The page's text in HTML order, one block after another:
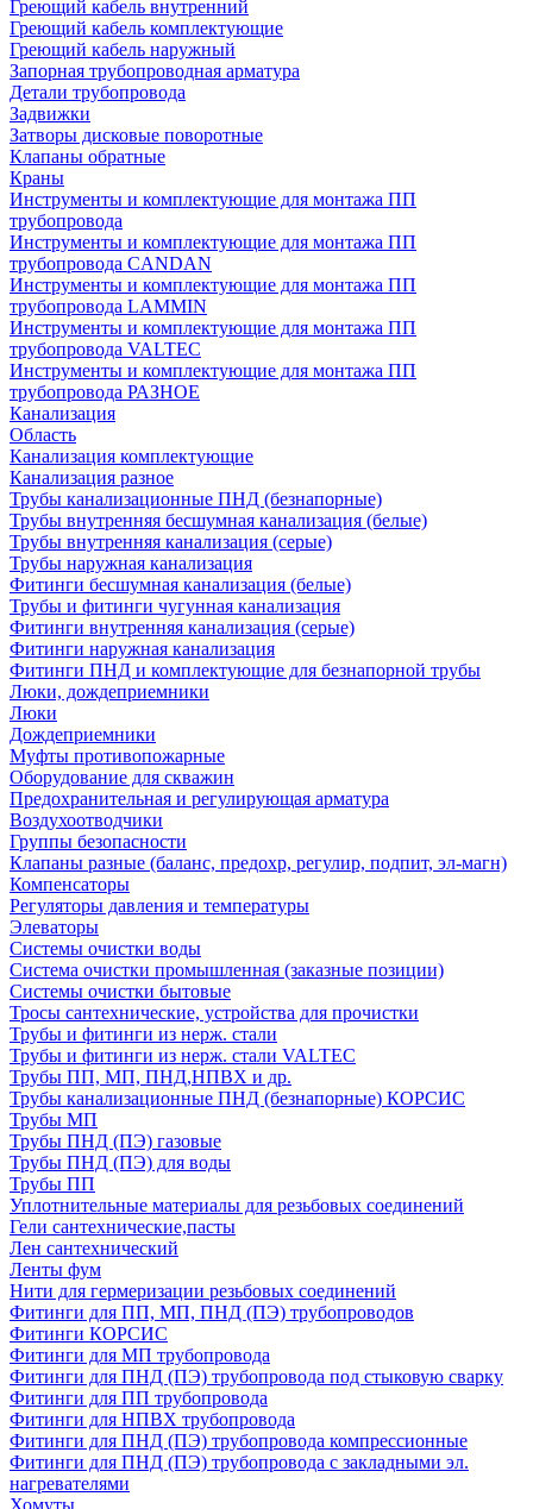
Греющий кабель внутренний
Греющий кабель комплектующие
Греющий кабель наружный
Запорная трубопроводная арматура
Детали трубопровода
Задвижки
Затворы дисковые поворотные
Клапаны обратные
Краны
Инструменты и комплектующие для монтажа ПП
трубопровода
Инструменты и комплектующие для монтажа ПП
трубопровода CANDAN
Инструменты и комплектующие для монтажа ПП
трубопровода LAMMIN
Инструменты и комплектующие для монтажа ПП
трубопровода VALTEC
Инструменты и комплектующие для монтажа ПП
трубопровода РАЗНОЕ
Канализация
Область
Канализация комплектующие
Канализация разное
Трубы канализационные ПНД (безнапорные)
Трубы внутренняя бесшумная канализация (белые)
Трубы внутренняя канализация (серые)
Трубы наружная канализация
Фитинги бесшумная канализация (белые)
Трубы и фитинги чугунная канализация
Фитинги внутренняя канализация (серые)
Фитинги наружная канализация
Фитинги ПНД и комплектующие для безнапорной трубы
Люки, дождеприемники
Люки
Дождеприемники
Муфты противопожарные
Оборудование для скважин
Предохранительная и регулирующая арматура
Воздухоотводчики
Группы безопасности
Клапаны разные (баланс, предохр, регулир, подпит, эл-магн)
Компенсаторы
Регуляторы давления и температуры
Элеваторы
Системы очистки воды
Система очистки промышленная (заказные позиции)
Системы очистки бытовые
Тросы сантехнические, устройства для прочистки
Трубы и фитинги из нерж. стали
Трубы и фитинги из нерж. стали VALTEC
Трубы ПП, МП, ПНД,НПВХ и др.
Трубы канализационные ПНД (безнапорные) КОРСИС
Трубы МП
Трубы ПНД (ПЭ) газовые
Трубы ПНД (ПЭ) для воды
Трубы ПП
Уплотнительные материалы для резьбовых соединений
Гели сантехнические,пасты
Лен сантехнический
Ленты фум
Нити для гермеризации резьбовых соединений
Фитинги для ПП, МП, ПНД (ПЭ) трубопроводов
Фитинги КОРСИС
Фитинги для МП трубопровода
Фитинги для ПНД (ПЭ) трубопровода под стыковую сварку
Фитинги для ПП трубопровода
Фитинги для НПВХ трубопровода
Фитинги для ПНД (ПЭ) трубопровода компрессионные
Фитинги для ПНД (ПЭ) трубопровода с закладными эл.
нагревателями
Хомуты